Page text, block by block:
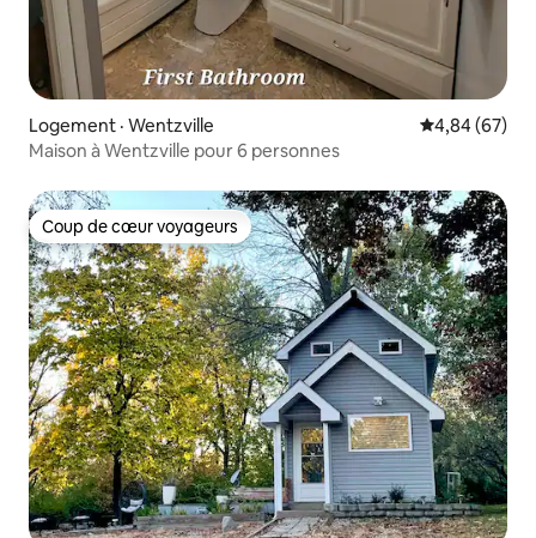
Logement · Wentzville Note
4,84 (67)
Maison à Wentzville pour 6 personnes
Coup de cœur voyageurs
Coup de cœur voyageurs